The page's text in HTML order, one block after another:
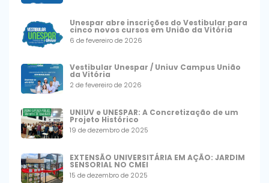
Unespar abre inscrições do Vestibular para
cinco novos cursos em União da Vitória
6 de fevereiro de 2026
Vestibular Unespar / Uniuv Campus União
da Vitória
2 de fevereiro de 2026
UNIUV e UNESPAR: A Concretização de um
Projeto Histórico
19 de dezembro de 2025
EXTENSÃO UNIVERSITÁRIA EM AÇÃO: JARDIM
SENSORIAL NO CMEI
15 de dezembro de 2025